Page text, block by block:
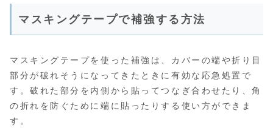
マスキングテープで補強する方法
マスキングテープを使った補強は、カバーの端や折り目
部分が破れそうになってきたときに有効な応急処置で
す。破れた部分を内側から貼ってつなぎ合わせたり、角
の折れを防ぐために端に貼ったりする使い方ができま
す。